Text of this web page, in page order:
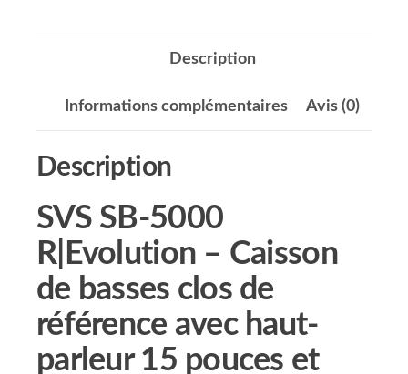
Description
Informations complémentaires Avis (0)
Description
SVS SB-5000
R|Evolution – Caisson
de basses clos de
référence avec haut-
parleur 15 pouces et